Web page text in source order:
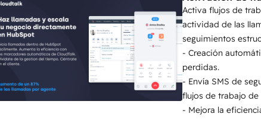
Cómo el equipo de RateMyAgent redujo las
de HubSpot y la IA de CloudTalk
Integridad de los datos: Nuestro "Campaign Audience
sus campañas de marcador si se eliminan de la lista de
Cómo Aira utiliza CT Power dialer con priorización
Acciones de flujo de trabajo nativas: La única solución líder
"Enviar SMS" directamente dentro de los flujos de trabajo
Activa flujos de
actividad de las
seguimientos
- Creación
perdidas.
- Envía SMS de
flujos de trabajo
- Mejora la